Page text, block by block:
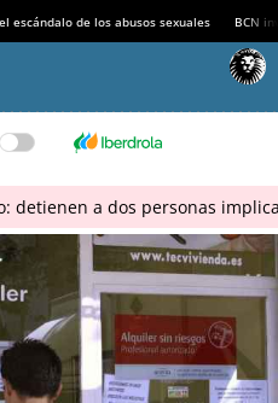
escándalo de los abusos sexuales BCN
detienen a dos personas